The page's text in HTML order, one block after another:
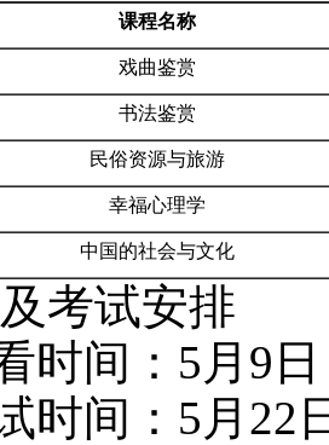
课程名称
戏曲鉴赏
书法鉴赏
民俗资源与旅游
幸福心理学
中国的社会与文化
考试安排
时间：5月9
时间：5月22